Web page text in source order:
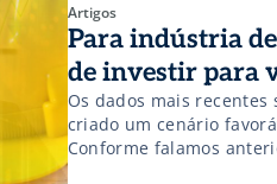
Artigos
Para indústria
de investir para
Os dados mais
criado um cenário
Conforme falamos
registrado em agosto